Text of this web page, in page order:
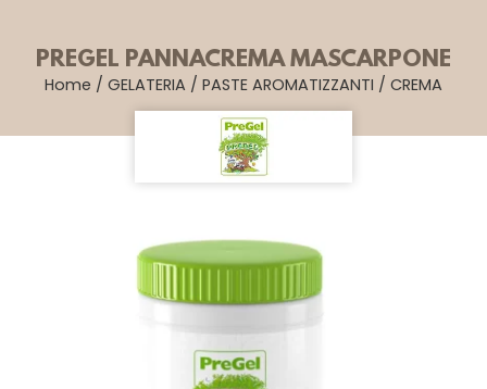
PREGEL PANNACREMA MASCARPONE
Home / GELATERIA / PASTE AROMATIZZANTI / CREMA